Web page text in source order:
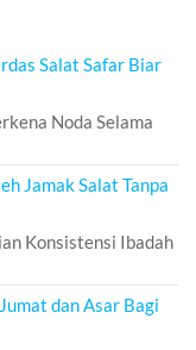
Salat Safar Biar
Noda Selama
Jamak Salat Tanpa
Konsistensi Ibadah
dan Asar Bagi